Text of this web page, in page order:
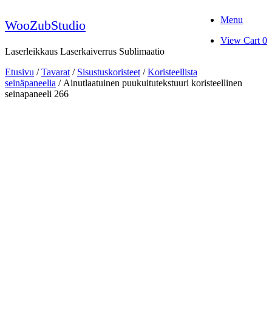
to
content
WooZubStudio
Laserleikkaus Laserkaiverrus Sublimaatio
Menu
View
View Cart 0
Etusivu /Tavarat / Sisustuskoristeet /Koristeellista
seinäpaneelia / Ainutlaatuinen puukuitutekstuuri koristeellinen
seinapaneeli 266